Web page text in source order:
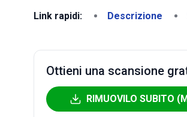
Link rapidi: Descrizione
Ottieni una scansione
RIMUOVILO SUBITO